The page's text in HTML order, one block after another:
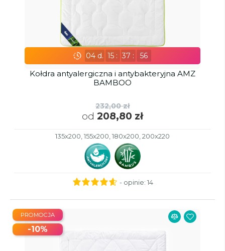
04d. 15 : 37 : 55
Kołdra antyalergiczna i antybakteryjna AMZ
BAMBOO
232,00 zł
od 208,80 zł
135x200, 155x200, 180x200, 200x220
- opinie: 14
PROMOCJA
-10%